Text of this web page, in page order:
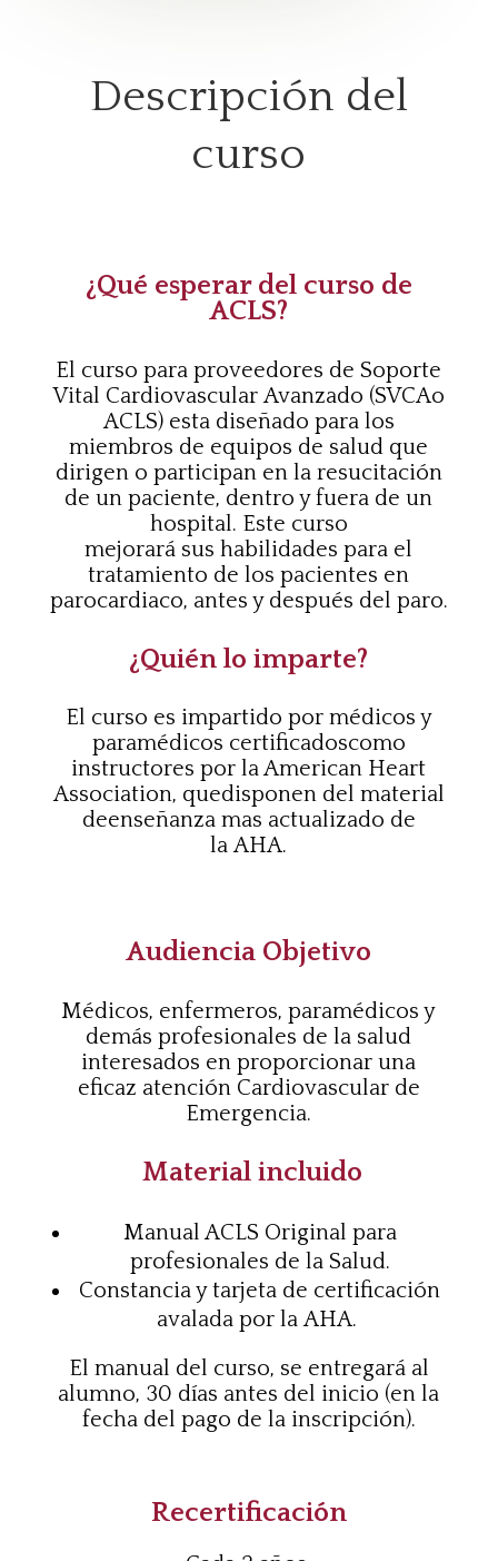
Descripción del
curso
¿Qué esperar del curso de
ACLS?
El curso para proveedores de Soporte
Vital CardiovascularAvanzado (SVCAo
ACLS) esta diseñado para los
miembros de equipos de salud que
dirigen o participan en la resucitación
deun paciente, dentro y fuera de un
hospital. Este curso
mejorará sushabilidades para el
tratamiento de los pacientes en
parocardiaco, antes y después del paro.
¿Quién lo imparte?
El curso es impartido por médicos y
paramédicos certificadoscomo
instructores por la American Heart
Association, quedisponen del material
deenseñanza mas actualizado de
laAHA.
Audiencia Objetivo
Médicos, enfermeros, paramédicos y
demás profesionales de la salud
interesados enproporcionar una
eficaz atención Cardiovascular de
Emergencia.
Material incluido
Manual ACLS Original para
profesionales de la Salud.
Constancia y tarjeta de certificación
avalada por laAHA.
El manual del curso, se entregará al
alumno, 30 días antes del inicio (en la
fecha del pago de la inscripción).
Recertificación